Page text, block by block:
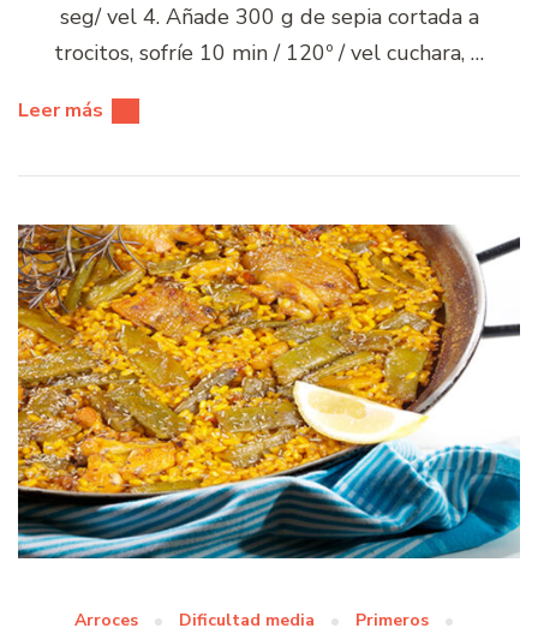
seg/ vel 4. Añade 300 g de sepia cortada a
trocitos, sofríe 10 min / 120º / vel cuchara, …
Leer más
Arroces Dificultad media
Primeros